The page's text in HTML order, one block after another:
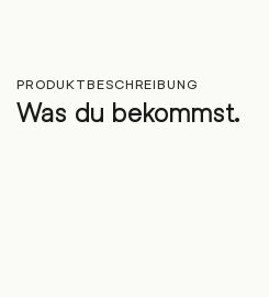
PRODUKTBESCHREIBUNG
Was du bekommst.